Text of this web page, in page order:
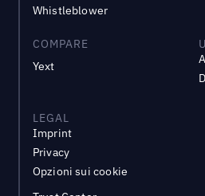
Whistleblower
COMPARE
Yext
LEGAL
Imprint
Privacy
Opzioni sui cookie